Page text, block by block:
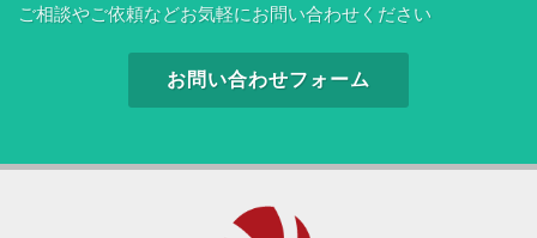
ご相談やご依頼などお気軽にお問い合わせください
お問い合わせフォーム